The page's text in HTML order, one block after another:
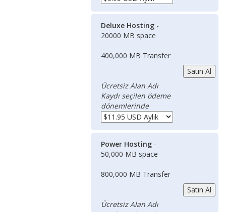
Deluxe Hosting -
20000 MB space
400,000 MB Transfer
Ücretsiz Alan Adı
Kaydı seçilen ödeme
dönemlerinde
Power Hosting -
50,000 MB space
800,000 MB Transfer
Ücretsiz Alan Adı